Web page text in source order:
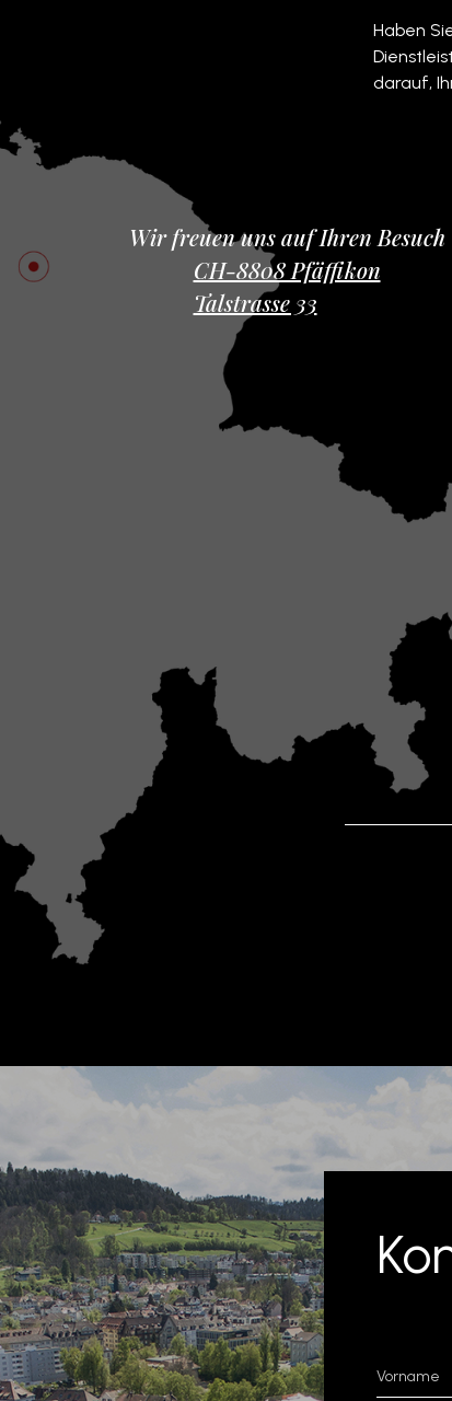
Haben
darauf,
Wir freuen uns auf Ihren Besuch
CH-8808 Pfäffikon
Talstrasse 33